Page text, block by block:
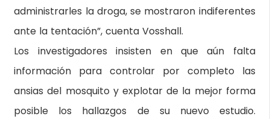
administrarles la droga, se mostraron indiferentes
ante la tentación”, cuenta Vosshall.
Los investigadores insisten en que aún falta
información para controlar por completo las
ansias del mosquito y explotar de la mejor forma
posible los hallazgos de su nuevo estudio.